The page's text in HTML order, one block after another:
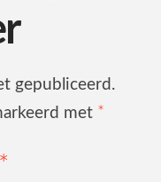
gepubliceerd.
met *
*